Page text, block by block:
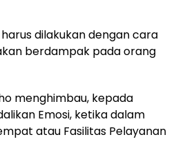
dilakukan dengan cara
berdampak pada orang
menghimbau, kepada
Emosi, ketika dalam
atau Fasilitas Pelayanan